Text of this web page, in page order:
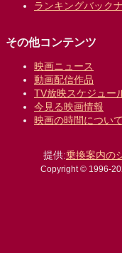
ランキングバック
その他コンテンツ
映画ニュース
動画配信作品
TV放映スケジュー
今見る映画情報
映画の時間について
提供:乗換案内の
Copyright © 1996-